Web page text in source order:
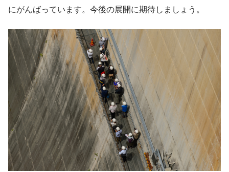
にがんばっています。今後の展開に期待しましょう。